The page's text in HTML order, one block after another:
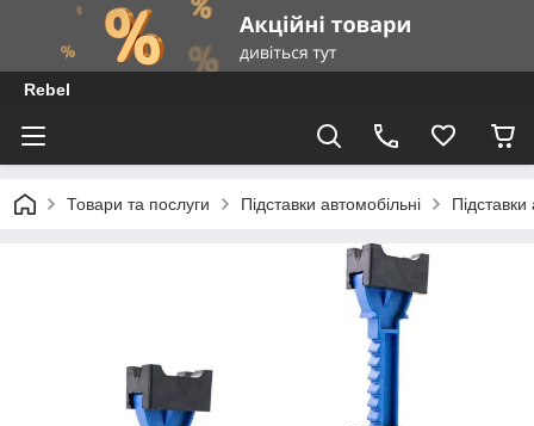
Rebel
Товари та послуги Підставки автомобільні